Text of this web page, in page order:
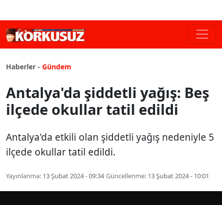
Haberler - Gündem
Antalya'da şiddetli yağış: Beş
ilçede okullar tatil edildi
Antalya'da etkili olan şiddetli yağış nedeniyle 5
ilçede okullar tatil edildi.
Yayınlanma: 13 Şubat 2024 - 09:34 Güncellenme: 13 Şubat 2024 - 10:01